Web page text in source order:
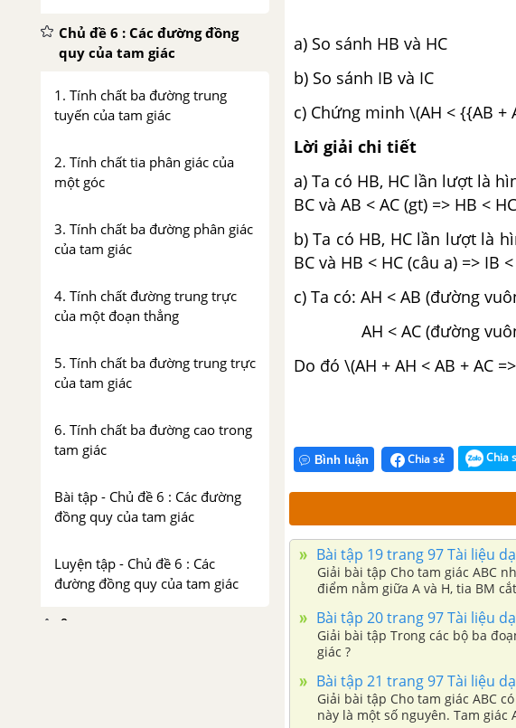
Chủ đề 6 : Các đường đồng
quy của tam giác
1. Tính chất ba đường trung
tuyến của tam giác
2. Tính chất tia phân giác của
một góc
3. Tính chất ba đường phân giác
của tam giác
4. Tính chất đường trung trực
của một đoạn thẳng
5. Tính chất ba đường trung trực
của tam giác
6. Tính chất ba đường cao trong
tam giác
Bài tập - Chủ đề 6 : Các đường
đồng quy của tam giác
Luyện tập - Chủ đề 6 : Các
đường đồng quy của tam giác
Ôn tập chương 3 – Hình học
a) So sánh HB và HC
b) So sánh IB và IC
c) Chứng minh \(AH < {{AB +
Lời giải chi tiết
a) Ta có HB, HC lần lượt là
BC và AB < AC (gt) => HB <
b) Ta có HB, HC lần lượt là
BC và HB < HC (câu a) =>
c) Ta có: AH < AB (đường
AH < AC (đường vuông
Do đó \(AH + AH < AB + AC
Bình luận Chia sẻ Chia
Bài tập 19 trang 97 Tài liệu
Giải bài tập Cho tam giác ABC
điểm nằm giữa A và H, tia BM
Bài tập 20 trang 97 Tài liệu
Giải bài tập Trong các bộ ba
giác ?
Bài tập 21 trang 97 Tài liệu
Giải bài tập Cho tam giác ABC
này là một số nguyên. Tam giác